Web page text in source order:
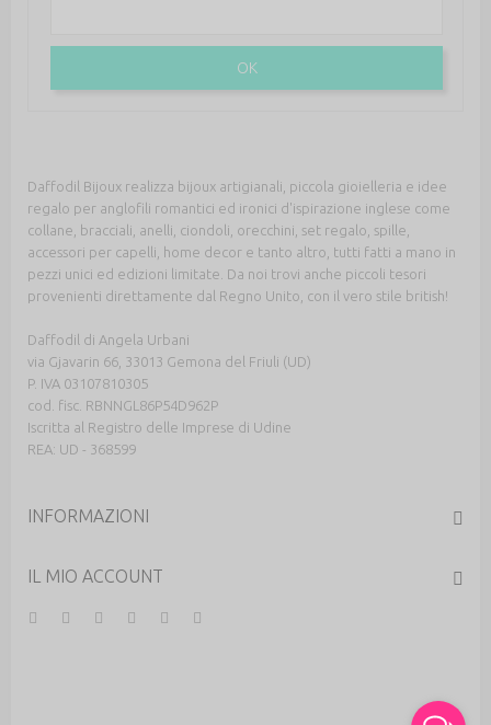
OK
Daffodil Bijoux realizza bijoux artigianali, piccola gioielleria e idee
regalo per anglofili romantici ed ironici d'ispirazione inglese come
collane, bracciali, anelli, ciondoli, orecchini, set regalo, spille,
accessori per capelli, home decor e tanto altro, tutti fatti a mano in
pezzi unici ed edizioni limitate. Da noi trovi anche piccoli tesori
provenienti direttamente dal Regno Unito, con il vero stile british!
Daffodil di Angela Urbani
via Gjavarin 66, 33013 Gemona del Friuli (UD)
P. IVA 03107810305
cod. fisc. RBNNGL86P54D962P
Iscritta al Registro delle Imprese di Udine
REA: UD - 368599
INFORMAZIONI
IL MIO ACCOUNT